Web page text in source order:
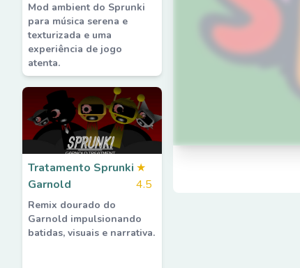
Mod ambient do Sprunki
para música serena e
texturizada e uma
experiência de jogo
atenta.
Tratamento Sprunki
Garnold
★
4.5
Remix dourado do
Garnold impulsionando
batidas, visuais e narrativa.